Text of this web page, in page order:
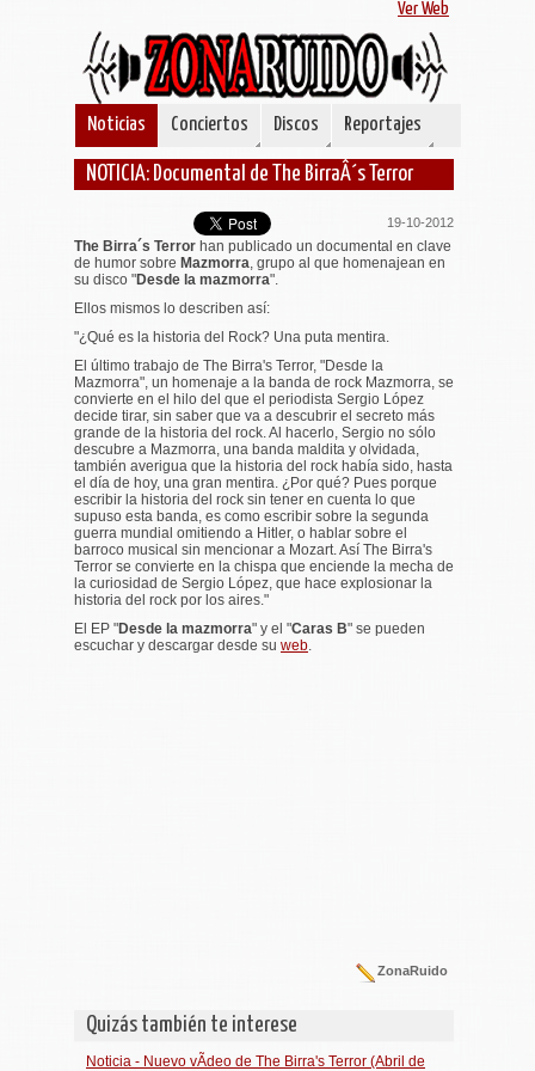
Ver Web
Noticias Conciertos Discos Reportajes
NOTICIA: Documental de The BirraÂ´s Terror
19-10-2012
The Birra´s Terror han publicado un documental en clave
de humor sobre Mazmorra , grupo al que homenajean en
su disco "Desde la mazmorra".
Ellos mismos lo describen así:
"¿Qué es la historia del Rock? Una puta mentira.
El último trabajo de The Birra's Terror, "Desde la
Mazmorra", un homenaje a la banda de rock Mazmorra, se
convierte en el hilo del que el periodista Sergio López
decide tirar, sin saber que va a descubrir el secreto más
grande de la historia del rock. Al hacerlo, Sergio no sólo
descubre a Mazmorra, una banda maldita y olvidada,
también averigua que la historia del rock había sido, hasta
el día de hoy, una gran mentira. ¿Por qué? Pues porque
escribir la historia del rock sin tener en cuenta lo que
supuso esta banda, es como escribir sobre la segunda
guerra mundial omitiendo a Hitler, o hablar sobre el
barroco musical sin mencionar a Mozart. Así The Birra's
Terror se convierte en la chispa que enciende la mecha de
la curiosidad de Sergio López, que hace explosionar la
historia del rock por los aires. "
El EP "Desde la mazmorra" y el "Caras B" se pueden
escuchar y descargar desde su web
ZonaRuido
Quizás también te interese
Noticia - Nuevo vÃ­deo de The Birra's Terror (Abril de